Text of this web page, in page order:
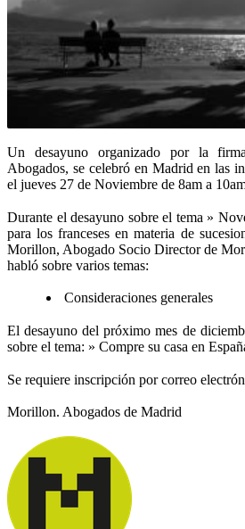
Un desayuno organizado por la
Abogados, se celebró en Madrid en las
el jueves 27 de Noviembre de 8am a
Durante el desayuno sobre el tema »
para los franceses en materia de
Morillon, Abogado Socio Director de
habló sobre varios temas:
Consideraciones generales
El desayuno del próximo mes de
sobre el tema: » Compre su casa en
Se requiere inscripción por correo
Morillon. Abogados de Madrid